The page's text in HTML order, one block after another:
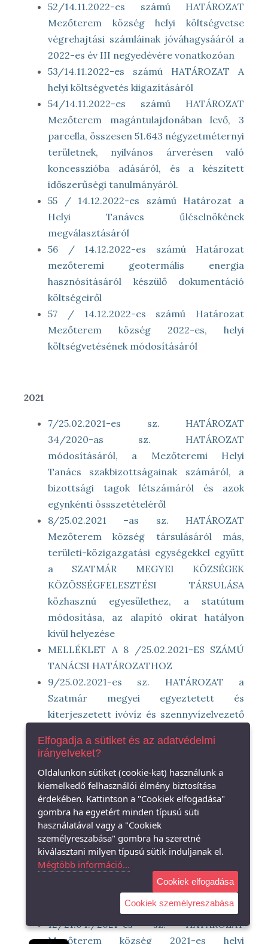
52/14.11.2022-es számú HATÁROZAT
Mezőterem község helyi költségvetse
végrehajtási számláinak jóváhagysááról a
2022-es év III negyedévére vonatkozóan
53/14.11.2022-es számú HATÁROZAT A
helyi költségvetés kiigazításáról
54/14.11.2022-es számú HATÁROZAT
Mezőterem magántulajdonában levő, 3
parcella, összesen 51.643 négyzetméternyi
területnek, nyilvános árverésen való
koncesszióba adásáról, és a készített
időszerűségi tanulmányáról.
55 / 14.12.2022-es számú Határozat a
Helyi Tanávcs űléselnökének
megválasztásáról
56 / 14.12.2022-es számú Határozat
mezőteremi geotermális energia
hasznósításáról készülő dokumentáció
költségeiről
57 / 14.12.2022-es számú Határozat
Mezőterem község 2022-es, helyi
költségvetésének módosításáról
2021
7/25.02.2021-es sz. HATÁROZAT
34/2020-as sz. HATÁROZAT
módosításáról, a Mezőteremi Helyi
Tanács szakbizottságainak számáról, a
bizottsági tagok létszámáról és azok
egynkénti össszetételéről
8/25.02.2021 –as sz. HATÁROZAT
Mezőterem község társulásáról más,
területi-közigazgatási egységekkel együtt
a SZATMÁR MEGYEI KÖZSÉGEK
KÖZÖSSÉGFELESZTÉSI TÁRSULÁSA
közhasznú egyesülethez, a statútum
módosítása, az alapító okirat hatályon
kívül helyezése
MELLÉKLET A 8 /25.02.2021-ES SZÁMÚ
TANÁCSI HATÁROZATHOZ
9/25.02.2021-es sz. HATÁROZAT a
Szatmár megyei egyeztetett és
kiterjeszetett ivóvíz és szennyvízelvezető
TENDERFÜZETE jóváhagyásáról
A 9 /25.02.2021-es számú Tanácsi
Határozat 1. SZ. Melléklete víz és
szennyvízgazdálkodás TENDERFÜZET
10/25.02.2021-es az. HATÁROZAT a 10-es
számú kiegészítés jóváhagyásáról, a
12.313/19.11.2009- es sz. szerződésben
rögzített víz és szennyvízgazdálkodási
tevékenység kiszervezéséről
A11/25.02.2021-es számú Tanácsi
Határozat Melléklete
12/21.04./2021-es sz. HATÁROZAT
Mezőterem község 2021-es helyi
Elfogadja a sütiket és az adatvédelmi
irányelveket?
Oldalunkon sütiket (cookie-kat) használunk a
kiemelkedő felhasználói élmény biztosítása
érdekében. Kattintson a "Cookiek elfogadása"
gombra ha egyetért minden típusú süti
használatával vagy a "Cookiek
személyreszabása" gombra ha szeretné
kiválasztani milyen típusú sütik induljanak el.
Mégtöbb információ...
Cookiek elfogadása
Cookiek személyreszabása